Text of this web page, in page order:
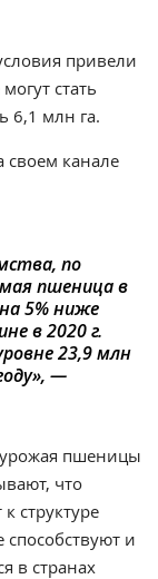
привели
стать
6,1 млн га.
своем канале
по
пшеница в
5% ниже
в 2020 г.
23,9 млн
—
урожая пшеницы
что
структуре
и
в странах